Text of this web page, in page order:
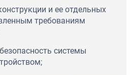
и ее отдельных
требованиям
системы